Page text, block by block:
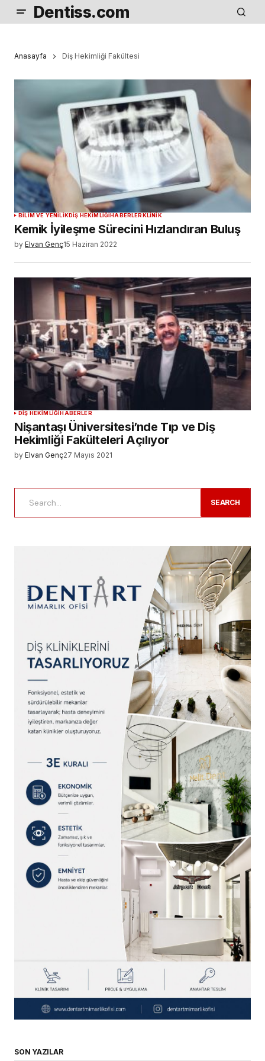
Dentiss.com
Anasayfa Diş Hekimliği Fakültesi
BILIM VE YENILIKDIŞ HEKIMLIĞIHABERLERKLINIK
Kemik İyileşme Sürecini Hızlandıran Buluş
by Elvan Genç15 Haziran 2022
DIŞ HEKIMLIĞI HABERLER
Nişantaşı Üniversitesi’nde Tıp ve Diş
Hekimliği Fakülteleri Açılıyor
by Elvan Genç27 Mayıs 2021
SEARCH
SON YAZILAR